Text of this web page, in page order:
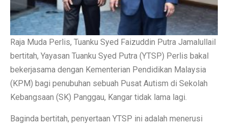
Raja Muda Perlis, Tuanku Syed Faizuddin Putra Jamalullail
bertitah, Yayasan Tuanku Syed Putra (YTSP) Perlis bakal
bekerjasama dengan Kementerian Pendidikan Malaysia
(KPM) bagi penubuhan sebuah Pusat Autism di Sekolah
Kebangsaan (SK) Panggau, Kangar tidak lama lagi.
Baginda bertitah, penyertaan YTSP ini adalah menerusi